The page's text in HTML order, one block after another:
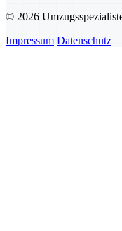
© 2026
Impressum Datenschutz